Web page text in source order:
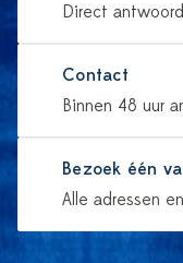
Direct
Contact
Binnen 48 uur
Bezoek één
Alle adressen